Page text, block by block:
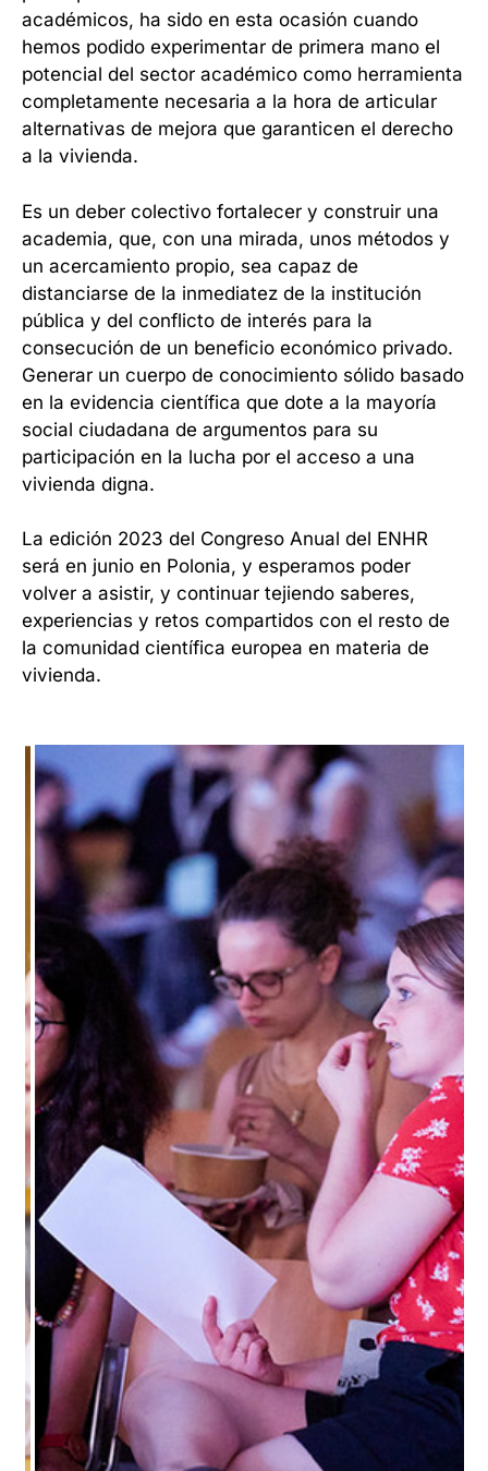
académicos, ha sido en esta ocasión cuando
hemos podido experimentar de primera mano el
potencial del sector académico como herramienta
completamente necesaria a la hora de articular
alternativas de mejora que garanticen el derecho
a la vivienda.
Es un deber colectivo fortalecer y construir una
academia, que, con una mirada, unos métodos y
un acercamiento propio, sea capaz de
distanciarse de la inmediatez de la institución
pública y del conflicto de interés para la
consecución de un beneficio económico privado.
Generar un cuerpo de conocimiento sólido basado
en la evidencia científica que dote a la mayoría
social ciudadana de argumentos para su
participación en la lucha por el acceso a una
vivienda digna.
La edición 2023 del Congreso Anual del ENHR
será en junio en Polonia, y esperamos poder
volver a asistir, y continuar tejiendo saberes,
experiencias y retos compartidos con el resto de
la comunidad científica europea en materia de
vivienda.